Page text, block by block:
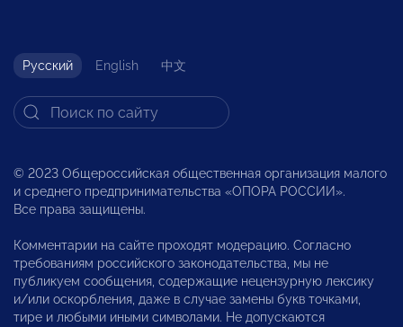
Русский English 中文
© 2023 Общероссийская общественная организация малого
и среднего предпринимательства «ОПОРА РОССИИ».
Все права защищены.
Комментарии на сайте проходят модерацию. Согласно
требованиям российского законодательства, мы не
публикуем сообщения, содержащие нецензурную лексику
и/или оскорбления, даже в случае замены букв точками,
тире и любыми иными символами. Не допускаются